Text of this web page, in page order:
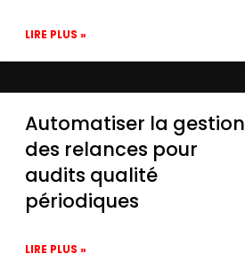
LIRE PLUS »
Automatiser la gestion
des relances pour
audits qualité
périodiques
LIRE PLUS »